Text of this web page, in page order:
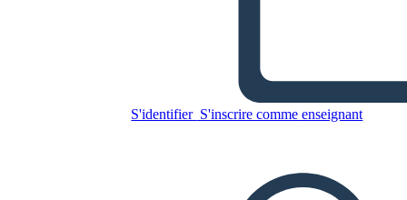
S'identifier S'inscrire comme enseignant
la Vita Temi Simboli e Motivi
CRÉER UN STORYBOARD